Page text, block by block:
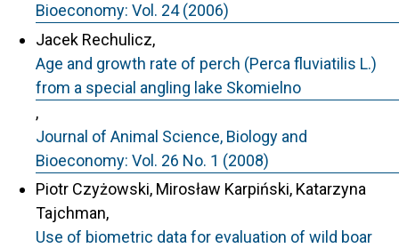
Bioeconomy: Vol. 24 (2006)
Jacek Rechulicz,
Age and growth rate of perch (Perca fluviatilis L.)
from a special angling lake Skomielno
,
Journal of Animal Science, Biology and
Bioeconomy: Vol. 26 No. 1 (2008)
Piotr Czyżowski, Mirosław Karpiński, Katarzyna
Tajchman,
Use of biometric data for evaluation of wild boar